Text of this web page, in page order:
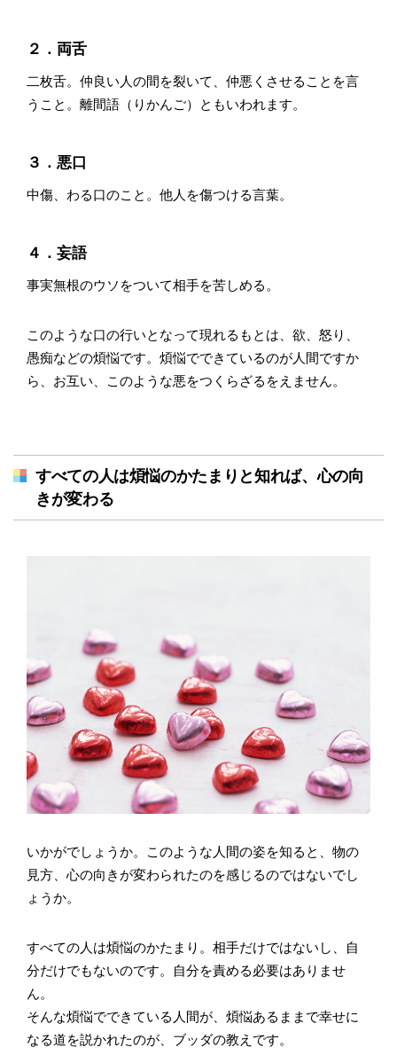
２．両舌
二枚舌。仲良い人の間を裂いて、仲悪くさせることを言
うこと。離間語（りかんご）ともいわれます。
３．悪口
中傷、わる口のこと。他人を傷つける言葉。
４．妄語
事実無根のウソをついて相手を苦しめる。
このような口の行いとなって現れるもとは、欲、怒り、
愚痴などの煩悩です。煩悩でできているのが人間ですか
ら、お互い、このような悪をつくらざるをえません。
すべての人は煩悩のかたまりと知れば、心の向
きが変わる
いかがでしょうか。このような人間の姿を知ると、物の
見方、心の向きが変わられたのを感じるのではないでし
ょうか。
すべての人は煩悩のかたまり。相手だけではないし、自
分だけでもないのです。自分を責める必要はありませ
ん。
そんな煩悩でできている人間が、煩悩あるままで幸せに
なる道を説かれたのが、ブッダの教えです。